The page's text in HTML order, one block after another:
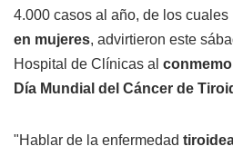
4.000 casos al año, de los cuales
en mujeres, advirtieron este
Hospital de Clínicas al
Día Mundial del Cáncer de
"Hablar de la enfermedad